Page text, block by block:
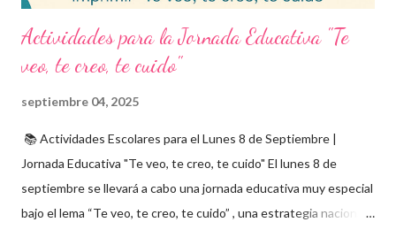
Actividades para la Jornada Educativa "Te
veo, te creo, te cuido"
septiembre 04, 2025
📚 Actividades Escolares para el Lunes 8 de Septiembre |
Jornada Educativa "Te veo, te creo, te cuido" El lunes 8 de
septiembre se llevará a cabo una jornada educativa muy especial
bajo el lema “Te veo, te creo, te cuido” , una estrategia nacional